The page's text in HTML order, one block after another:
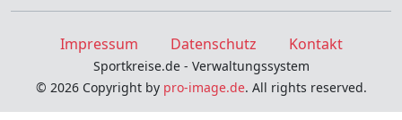
Impressum Datenschutz Kontakt
Sportkreise.de - Verwaltungssystem
© 2026 Copyright by pro-image.de. All rights reserved.